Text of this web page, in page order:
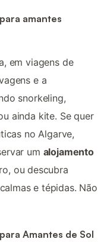
amantes
em viagens de
e a
snorkeling,
ainda kite. Se quer
no Algarve,
um alojamento
ou descubra
e tépidas. Não
Amantes de Sol